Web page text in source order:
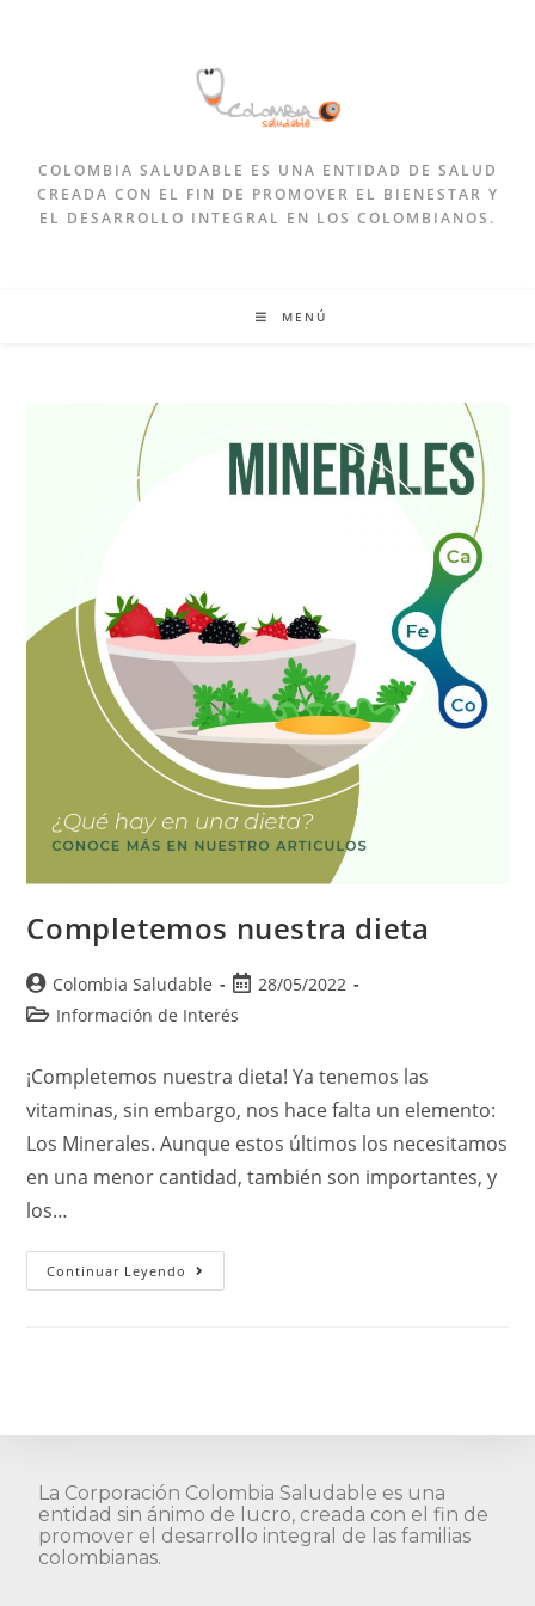
COLOMBIA SALUDABLE ES UNA ENTIDAD DE SALUD
CREADA CON EL FIN DE PROMOVER EL BIENESTAR Y
EL DESARROLLO INTEGRAL EN LOS COLOMBIANOS.
MENÚ
Completemos nuestra dieta
Colombia Saludable
28/05/2022
Información de Interés
¡Completemos nuestra dieta! Ya tenemos las
vitaminas, sin embargo, nos hace falta un elemento:
Los Minerales. Aunque estos últimos los necesitamos
en una menor cantidad, también son importantes, y
los…
Continuar Leyendo
La Corporación Colombia Saludable es una
entidad sin ánimo de lucro, creada con el fin de
promover el desarrollo integral de las familias
colombianas.